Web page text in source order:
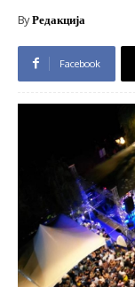
ByРедакција
Facebook